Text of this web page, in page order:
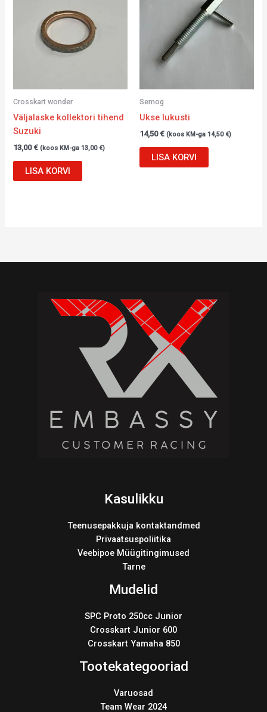
Crosskart wonder
Väljalaske kollektori tihend
Suzuki
13,00€ (koos KM-ga13,00 €)
LISA KORVI
Semog
Ukse lukusti
14,50€ (koos KM-ga 14,50 €)
LISA KORVI
Kasulikku
Teenusepakkuja kontaktandmed
Privaatsuspoliitika
Veebipoe Müügitingimused
Tarne
Mudelid
SPC Proto 250cc Junior
Crosskart Junior 600
Crosskart Yamaha 850
Tootekategooriad
Varuosad
Team Wear 2024